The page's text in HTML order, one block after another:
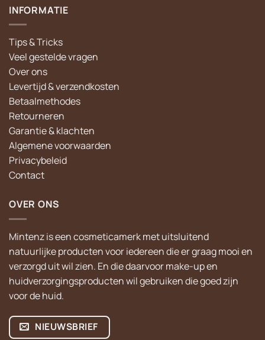
INFORMATIE
Tips & Tricks
Veel gestelde vragen
Over ons
Levertijd & verzendkosten
Betaalmethodes
Retourneren
Garantie & klachten
Algemene voorwaarden
Privacybeleid
Contact
OVER ONS
Mintenz is een cosmeticamerk met uitsluitend
natuurlijke producten voor iedereen die er graag mooi en
verzorgd uit wil zien. En die daarvoor make-up en
huidverzorgingsproducten wil gebruiken die goed zijn
voor de huid.
NIEUWSBRIEF